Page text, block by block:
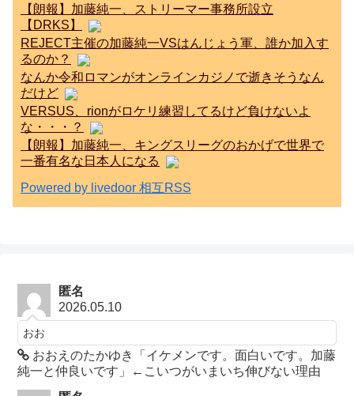
【朗報】加藤純一、ストリーマー事務所設立
【DRKS】
REJECT主催の加藤純一VSはんじょう軍、誰か加入す
るのか？
なんか令和ロマンがオンラインカジノで逝きそうなん
だけど
VERSUS、rionがロケリ練習してるけど負けないよ
な・・・？
【朗報】加藤純一、キングスリーグのおかげで世界で
一番有名な日本人になる
Powered by livedoor 相互RSS
匿名
2026.05.10
おお
おおえのたかゆき「イケメンです。面白いです。加藤
純一と仲良いです」←こいつがいまいち伸びない理由